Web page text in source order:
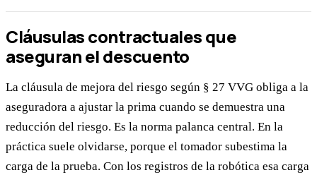
Cláusulas contractuales que
aseguran el descuento
La cláusula de mejora del riesgo según § 27 VVG obliga a la
aseguradora a ajustar la prima cuando se demuestra una
reducción del riesgo. Es la norma palanca central. En la
práctica suele olvidarse, porque el tomador subestima la
carga de la prueba. Con los registros de la robótica esa carga